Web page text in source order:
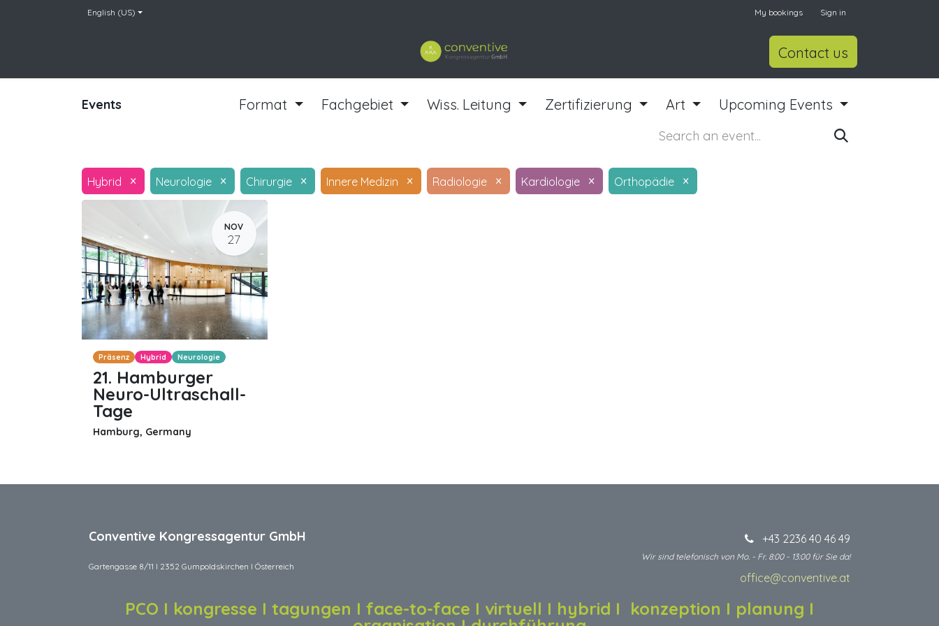
English (US) My bookings Sign in
Contact us
Events Format Fachgebiet Wiss. Leitung Zertifizierung Art Upcoming Events
Hybrid × Neurologie × Chirurgie × Innere Medizin × Radiologie × Kardiologie × Orthopädie ×
NOV
27
Präsenz Hybrid Neurologie
21. Hamburger
Neuro-Ultraschall-
Tage
Hamburg, Germany
+43 2236 40 46 49
Wir sind telefonisch von Mo. - Fr. 8:00 - 13:00 für Sie da!
office@conventive.at
Conventive Kongressagentur GmbH
Gartengasse 8/11 I 2352 Gumpoldskirchen I Österreich
PCO I kongresse I tagungen I face-to-face I virtuell I hybrid I konzeption I planung I